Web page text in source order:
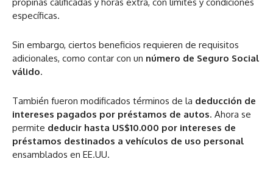
específicas.
Sin embargo, ciertos beneficios requieren de requisitos
adicionales, como contar con un número de Seguro Social
válido.
También fueron modificados términos de la deducción de
intereses pagados por préstamos de autos. Ahora se
permite deducir hasta US$10.000 por intereses de
préstamos destinados a vehículos de uso personal
ensamblados en EE.UU.